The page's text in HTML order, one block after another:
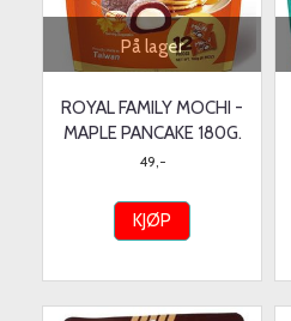
På lager
ROYAL FAMILY MOCHI -
MAPLE PANCAKE 180G.
49,-
KJØP